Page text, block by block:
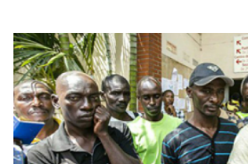
Gênero
Alfabetização
Transtorno do Espectro Autista
Contato